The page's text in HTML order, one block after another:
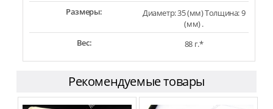
Размеры:
Диаметр: 35 (мм) Толщина: 9
(мм) .
Вес:
88 г.*
Рекомендуемые товары